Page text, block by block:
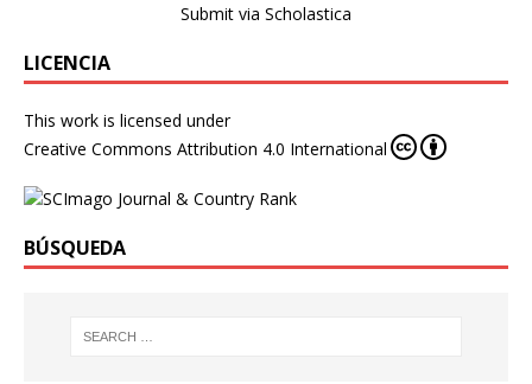
Submit via Scholastica
LICENCIA
This work is licensed under
Creative Commons Attribution 4.0 International
BÚSQUEDA